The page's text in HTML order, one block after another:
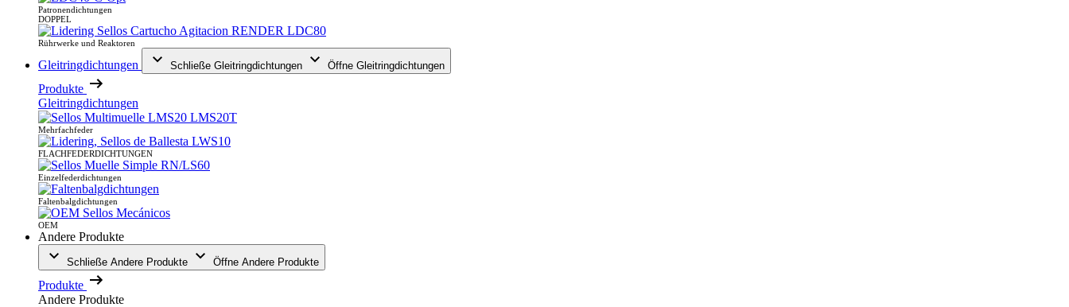
Patronendichtungen
DOPPEL
Rührwerke und Reaktoren
Gleitringdichtungen Schließe Gleitringdichtungen Öffne Gleitringdichtungen
Produkte
Gleitringdichtungen
Mehrfachfeder
FLACHFEDERDICHTUNGEN
Einzelfederdichtungen
Faltenbalgdichtungen
OEM
Andere Produkte
Schließe Andere Produkte Öffne Andere Produkte
Produkte
Andere Produkte